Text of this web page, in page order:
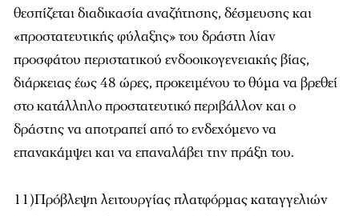
θεσπίζεται διαδικασία αναζήτησης, δέσμευσης και
«προστατευτικής φύλαξης» του δράστη λίαν
προσφάτου περιστατικού ενδοοικογενειακής βίας,
διάρκειας έως 48 ώρες, προκειμένου το θύμα να βρεθεί
στο κατάλληλο προστατευτικό περιβάλλον και ο
δράστης να αποτραπεί από το ενδεχόμενο να
επανακάμψει και να επαναλάβει την πράξη του.
11)Πρόβλεψη λειτουργίας πλατφόρμας καταγγελιών